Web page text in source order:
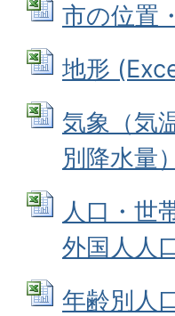
市の位置
地形
気象（気
別降水量
人口・世
外国人人
年齢別人